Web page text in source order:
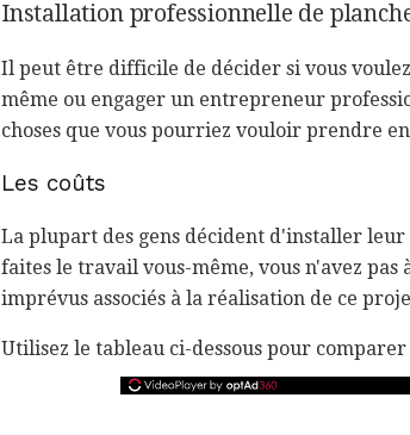
Installation professionnelle de
Il peut être difficile de décider si vous
même ou engager un entrepreneur
choses que vous pourriez vouloir prendre
Les coûts
La plupart des gens décident d'installer
faites le travail vous-même, vous n'avez
imprévus associés à la réalisation de ce
Utilisez le tableau ci-dessous pour